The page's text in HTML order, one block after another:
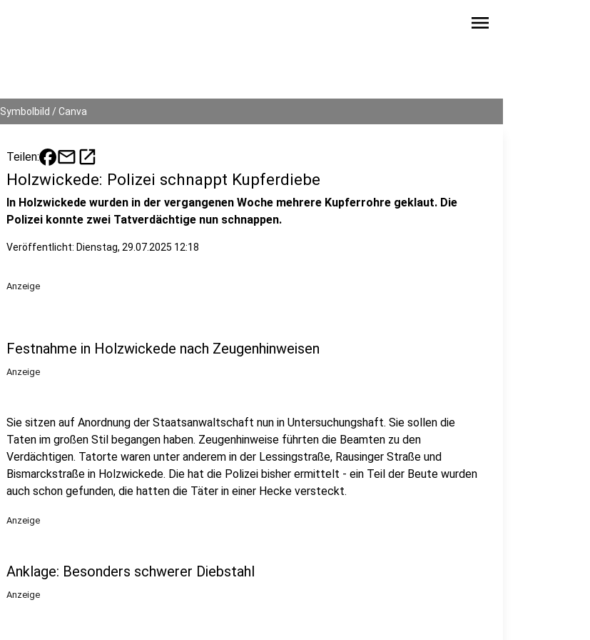
menu
Symbolbild / Canva
Teilen: mailopen_in_new
Holzwickede: Polizei schnappt Kupferdiebe
In Holzwickede wurden in der vergangenen Woche mehrere Kupferrohre geklaut. Die
Polizei konnte zwei Tatverdächtige nun schnappen.
Veröffentlicht: Dienstag, 29.07.2025 12:18
Anzeige
Festnahme in Holzwickede nach Zeugenhinweisen
Anzeige
Sie sitzen auf Anordnung der Staatsanwaltschaft nun in Untersuchungshaft. Sie sollen die
Taten im großen Stil begangen haben. Zeugenhinweise führten die Beamten zu den
Verdächtigen. Tatorte waren unter anderem in der Lessingstraße, Rausinger Straße und
Bismarckstraße in Holzwickede. Die hat die Polizei bisher ermittelt - ein Teil der Beute wurden
auch schon gefunden, die hatten die Täter in einer Hecke versteckt.
Anzeige
Anklage: Besonders schwerer Diebstahl
Anzeige